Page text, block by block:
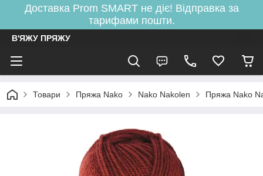
Доставка Prom SMART не діє! Відправка за
тарифами пошти.
В'ЯЖУ ПРЯЖУ
Товари Пряжа Nako Nako Nakolen Пряжа Nako